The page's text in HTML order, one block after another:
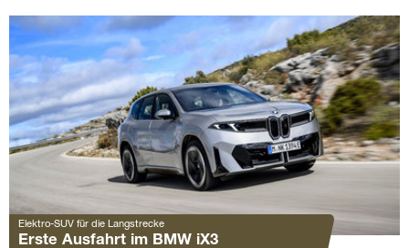
Elektro-SUV für die Langstrecke
Erste Ausfahrt im BMW iX3